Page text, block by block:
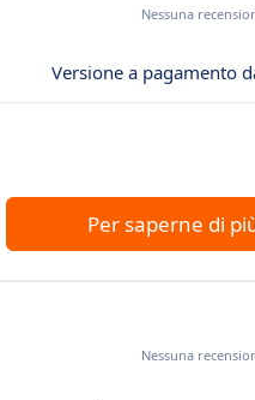
Nessuna
Versione a pagamento
Per saperne di
Nessuna